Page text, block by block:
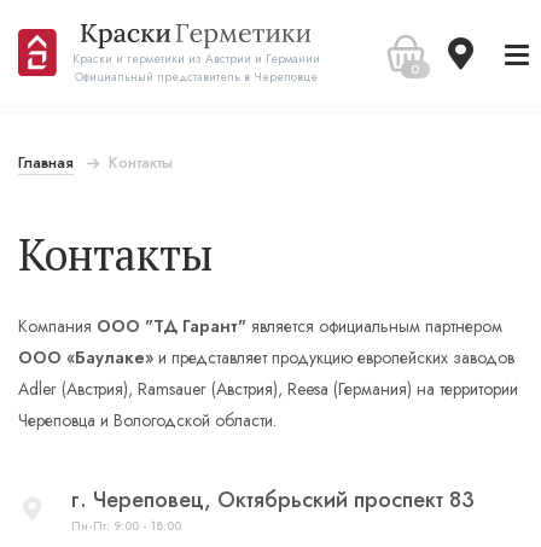
Краски и герметики из Австрии и Германии
Официальный представитель в Череповце
0
Главная Контакты
Контакты
Компания ООО "ТД Гарант" является официальным партнером
OOO «Баулаке» и представляет продукцию европейских заводов
Adler (Австрия), Ramsauer (Австрия), Reesa (Германия) на территории
Череповца и Вологодской области.
г. Череповец, Октябрьский проспект 83
Пн-Пт: 9:00 - 18:00